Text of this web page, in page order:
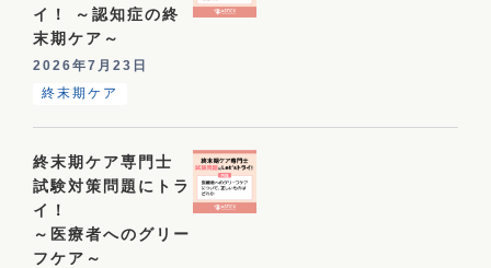
イ！ ～認知症の終
末期ケア～
2026年7月23日
終末期ケア
終末期ケア専門士
試験対策問題にトラ
イ！
～医療者へのグリー
フケア～